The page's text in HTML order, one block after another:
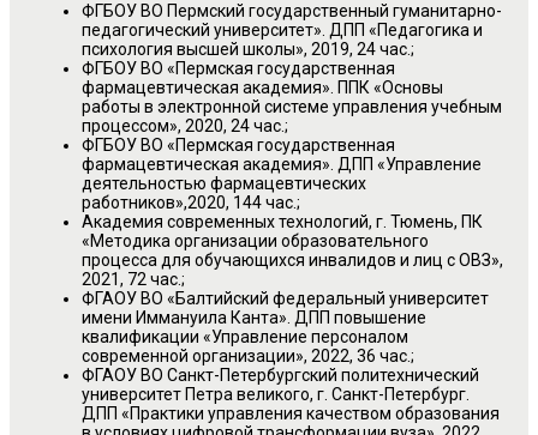
ФГБОУ ВО Пермский государственный гуманитарно-
педагогический университет». ДПП «Педагогика и
психология высшей школы», 2019, 24 час.;
ФГБОУ ВО «Пермская государственная
фармацевтическая академия». ППК «Основы
работы в электронной системе управления учебным
процессом», 2020, 24 час.;
ФГБОУ ВО «Пермская государственная
фармацевтическая академия». ДПП «Управление
деятельностью фармацевтических
работников»,2020, 144 час.;
Академия современных технологий, г. Тюмень, ПК
«Методика организации образовательного
процесса для обучающихся инвалидов и лиц с ОВЗ»,
2021, 72 час.;
ФГАОУ ВО «Балтийский федеральный университет
имени Иммануила Канта». ДПП повышение
квалификации «Управление персоналом
современной организации», 2022, 36 час.;
ФГАОУ ВО Санкт-Петербургский политехнический
университет Петра великого, г. Санкт-Петербург.
ДПП «Практики управления качеством образования